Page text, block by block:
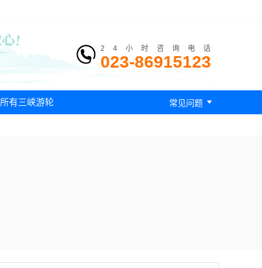
24小时咨询电话
023-86915123
所有三峡游轮 常见问题 